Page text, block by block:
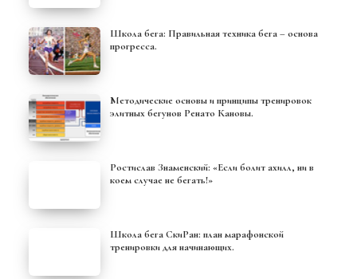
Школа бега: Правильная техника бега – основа
прогресса.
Методические основы и принципы тренировок
элитных бегунов Ренато Кановы.
Ростислав Знаменский: «Если болит ахилл, ни в
коем случае не бегать!»
Школа бега СкиРан: план марафонской
тренировки для начинающих.